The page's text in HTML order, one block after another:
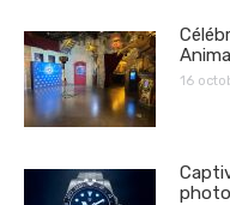
16
photo